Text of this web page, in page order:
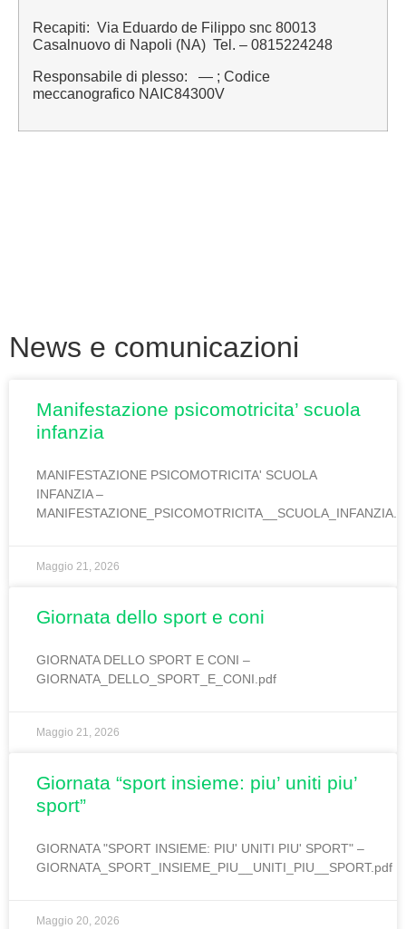
Recapiti: Via Eduardo de Filippo snc 80013
Casalnuovo di Napoli (NA) Tel. – 0815224248
Responsabile di plesso: — ; Codice
meccanografico NAIC84300V
News e comunicazioni
manifestazione psicomotricita’ scuola
infanzia
MANIFESTAZIONE PSICOMOTRICITA' SCUOLA
INFANZIA –
Maggio 21, 2026
giornata dello sport e coni
GIORNATA DELLO SPORT E CONI –
GIORNATA_DELLO_SPORT_E_CONI.pdf
Maggio 21, 2026
giornata “sport insieme: piu’ uniti piu’
sport”
GIORNATA "SPORT INSIEME: PIU' UNITI PIU' SPORT" –
GIORNATA_SPORT_INSIEME_PIU__UNITI_PIU__SPORT.pdf
Maggio 20, 2026